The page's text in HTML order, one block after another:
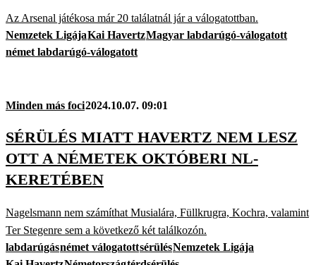
Az Arsenal játékosa már 20 találatnál jár a válogatottban.
Nemzetek LigájaKai HavertzMagyar labdarúgó-válogatott
német labdarúgó-válogatott
Minden más foci2024.10.07. 09:01
SÉRÜLÉS MIATT HAVERTZ NEM LESZ
OTT A NÉMETEK OKTÓBERI NL-
KERETÉBEN
Nagelsmann nem számíthat Musialára, Füllkrugra, Kochra, valamint
Ter Stegenre sem a következő két találkozón.
labdarúgásnémet válogatottsérülésNemzetek Ligája